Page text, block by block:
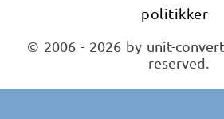
politikker
© 2006 - 2026 by unit-
reserved.